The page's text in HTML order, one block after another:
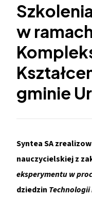
w
gminie
Syntea SA
nauczycielskiej z
eksperymentu w
dziedzin